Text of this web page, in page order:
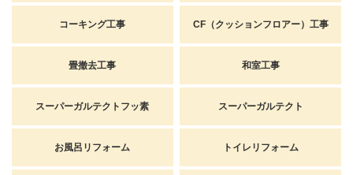
コーキング工事 CF（クッションフロアー）工事
畳撤去工事 和室工事
スーパーガルテクトフッ素 スーパーガルテクト
お風呂リフォーム トイレリフォーム